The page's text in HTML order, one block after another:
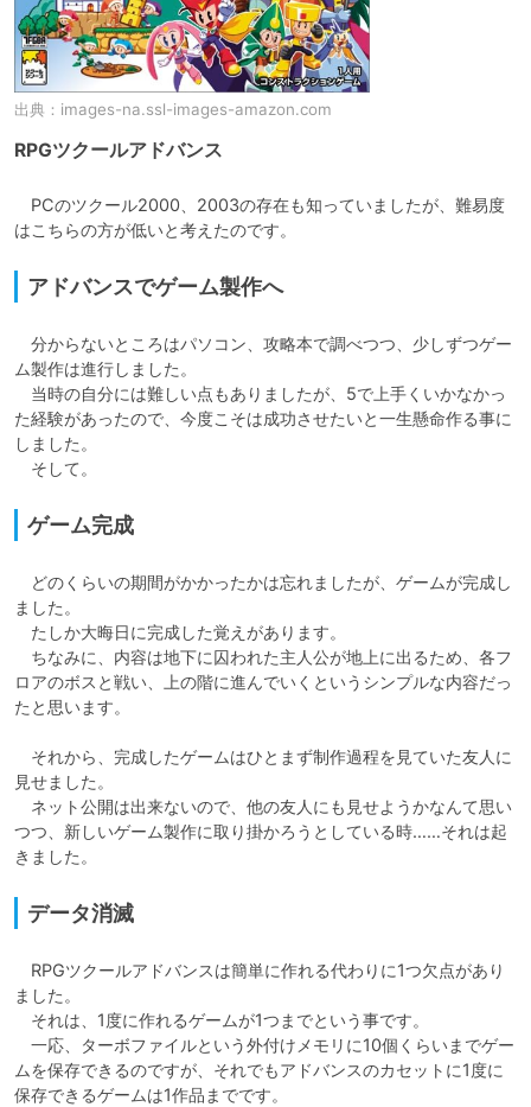
出典： images-na.ssl-images-amazon.com
RPGツクールアドバンス
PCのツクール2000、2003の存在も知っていましたが、難易度
はこちらの方が低いと考えたのです。
アドバンスでゲーム製作へ
分からないところはパソコン、攻略本で調べつつ、少しずつゲー
ム製作は進行しました。
当時の自分には難しい点もありましたが、5で上手くいかなかっ
た経験があったので、今度こそは成功させたいと一生懸命作る事に
しました。
そして。
ゲーム完成
どのくらいの期間がかかったかは忘れましたが、ゲームが完成し
ました。
たしか大晦日に完成した覚えがあります。
ちなみに、内容は地下に囚われた主人公が地上に出るため、各フ
ロアのボスと戦い、上の階に進んでいくというシンプルな内容だっ
たと思います。
それから、完成したゲームはひとまず制作過程を見ていた友人に
見せました。
ネット公開は出来ないので、他の友人にも見せようかなんて思い
つつ、新しいゲーム製作に取り掛かろうとしている時……それは起
きました。
データ消滅
RPGツクールアドバンスは簡単に作れる代わりに1つ欠点があり
ました。
それは、1度に作れるゲームが1つまでという事です。
一応、ターボファイルという外付けメモリに10個くらいまでゲー
ムを保存できるのですが、それでもアドバンスのカセットに1度に
保存できるゲームは1作品までです。